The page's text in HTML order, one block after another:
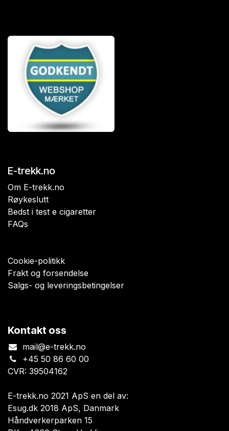
E-trekk.no
Om E-trekk.no
Røykeslutt
Bedst i test e cigaretter
FAQs
Cookie-politikk
Frakt og forsendelse
Salgs- og leveringsbetingelser
Kontakt oss
mail@e-trekk.no
+45 50 86 60 00
CVR: 39504162
E-trekk.no 2021 ApS en del av:
Esug.dk 2018 ApS, Danmark
Håndverkerparken 15